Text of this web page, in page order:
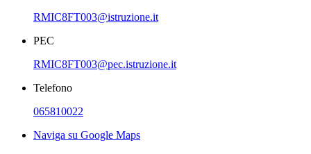
RMIC8FT003@istruzione.it
PEC
RMIC8FT003@pec.istruzione.it
Telefono
065810022
Naviga su Google Maps